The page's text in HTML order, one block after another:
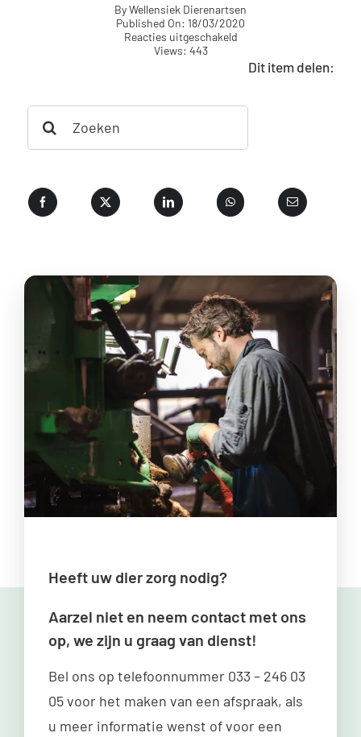
ByWellensiek Dierenartsen
Published On: 18/03/2020
Reacties uitgeschakeldvoor
rundvee
Views: 443
Search
Dit item delen:
Heeft uw dier zorg nodig?
Aarzel niet en neem contact met ons
op, we zijn u graag van dienst!
Bel ons op telefoonnummer 033 – 246 03
05voor het maken van een afspraak, als
u meer informatie wenst of voor een